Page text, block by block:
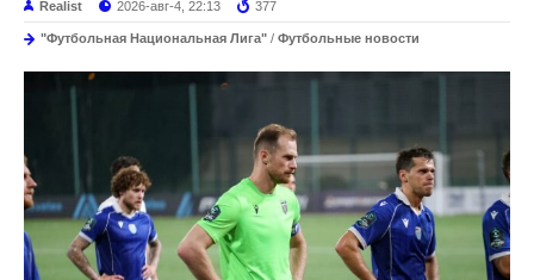
Realist 2026-авг-4, 22:13 377
"Футбольная Национальная Лига" / Футбольные новости